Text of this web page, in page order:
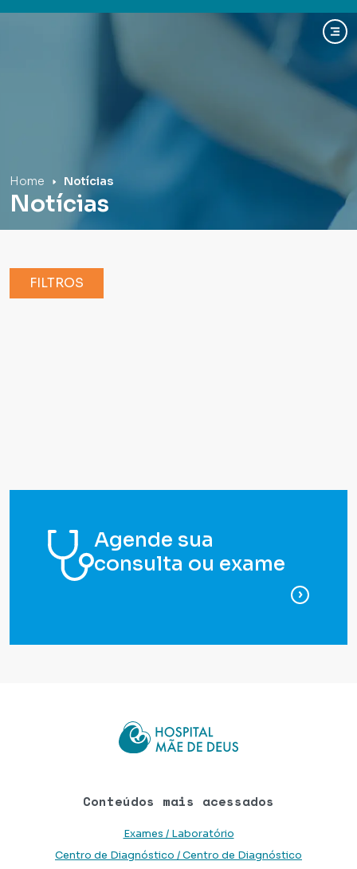
Home Notícias
Notícias
FILTROS
Agende sua
consulta ou exame
para
Conteúdos mais acessados
Exames / Laboratório
Centro de Diagnóstico / Centro de Diagnóstico